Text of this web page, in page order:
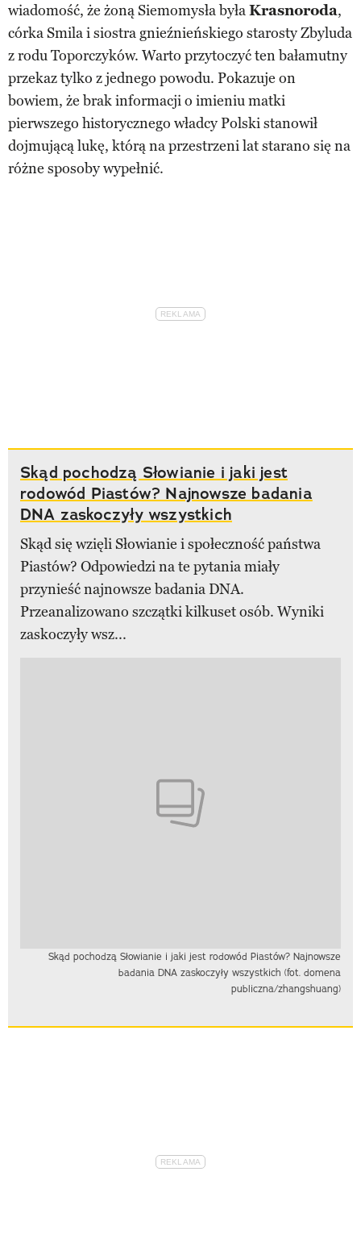
wiadomość, że żoną Siemomysła byłaKrasnoroda,
córka Smila i siostra gnieźnieńskiego starosty Zbyluda
z rodu Toporczyków. Warto przytoczyć ten bałamutny
przekaz tylko z jednego powodu. Pokazuje on
bowiem, że brak informacji o imieniu matki
pierwszego historycznego władcy Polski stanowił
dojmującą lukę, którą na przestrzeni lat starano się na
różne sposoby wypełnić.
Skąd pochodzą Słowianie i jaki jest
rodowód Piastów? Najnowsze badania
DNA zaskoczyły wszystkich
Skąd się wzięli Słowianie i społeczność państwa
Piastów? Odpowiedzi na te pytania miały
przynieść najnowsze badania DNA.
Przeanalizowano szczątki kilkuset osób. Wyniki
zaskoczyły wsz...
Skąd pochodzą Słowianie i jaki jest rodowód Piastów? Najnowsze
badania DNA zaskoczyły wszystkich (fot. domena
publiczna/zhangshuang)